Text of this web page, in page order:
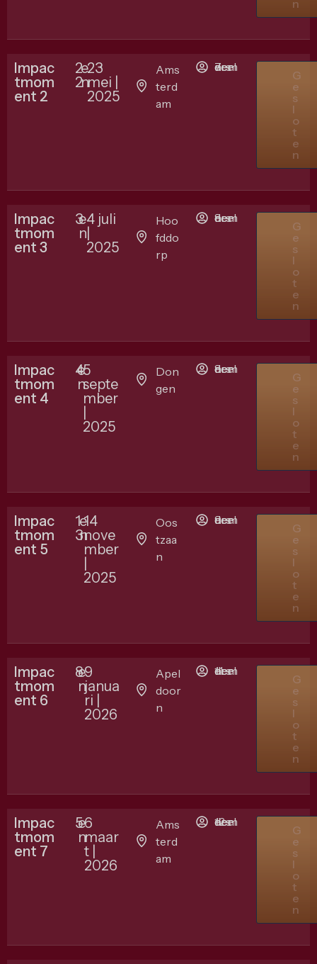
n
Impac
tmom
ent 2
2
2
e
n
23
mei |
2025
Ams
terd
am
7 deelnemers
G
e
s
l
o
t
e
n
Impac
tmom
ent 3
3e
n
4 juli
2025
Hoo
fddo
rp
8 deelnemers
G
e
s
l
o
t
e
n
Impac
tmom
ent 4
4
e
n
5
septe
mber
2025
Don
gen
8 deelnemers
G
e
s
l
o
t
e
n
Impac
tmom
ent 5
1
3
e
n
14
nove
mber
2025
Oos
tzaa
n
9 deelnemers
G
e
s
l
o
t
e
n
Impac
tmom
ent 6
8
e
n
9
janua
ri |
2026
Apel
door
n
11 deelnemers
G
e
s
l
o
t
e
n
Impac
tmom
ent 7
5e
n
6
maar
t |
2026
Ams
terd
am
12 deelnemers
G
e
s
l
o
t
e
n